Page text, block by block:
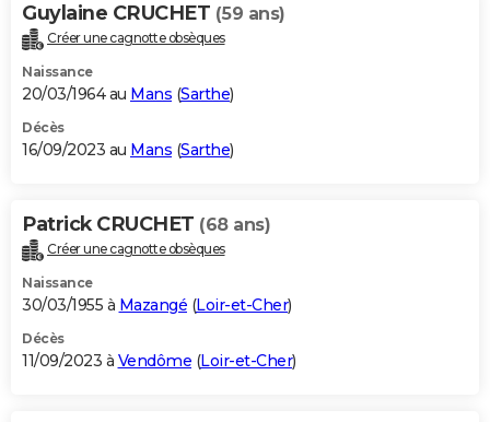
Guylaine CRUCHET (59 ans)
Créer une cagnotte obsèques
Naissance
20/03/1964 au Mans (Sarthe)
Décès
16/09/2023 au Mans (Sarthe)
Patrick CRUCHET (68 ans)
Créer une cagnotte obsèques
Naissance
30/03/1955 à Mazangé (Loir-et-Cher)
Décès
11/09/2023 à Vendôme (Loir-et-Cher)